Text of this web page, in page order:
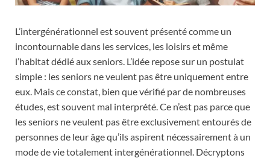
L’intergénérationnel est souvent présenté comme un
incontournable dans les services, les loisirs et même
l’habitat dédié aux seniors. L’idée repose sur un postulat
simple : les seniors ne veulent pas être uniquement entre
eux. Mais ce constat, bien que vérifié par de nombreuses
études, est souvent mal interprété. Ce n’est pas parce que
les seniors ne veulent pas être exclusivement entourés de
personnes de leur âge qu’ils aspirent nécessairement à un
mode de vie totalement intergénérationnel. Décryptons